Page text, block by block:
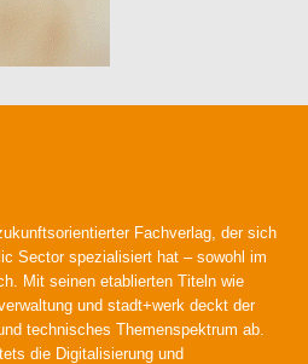
Fachverlag, der sich
Sector spezialisiert hat – sowohl im
Mit seinen etablierten Titeln wie
und stadt+werk deckt der
technisches Themenspektrum ab.
die Digitalisierung und